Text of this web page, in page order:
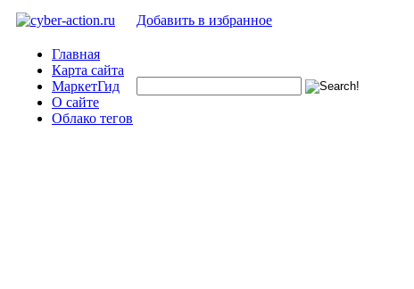
Добавить в избранное
Главная
Карта сайта
МаркетГид
О сайте
Облако тегов